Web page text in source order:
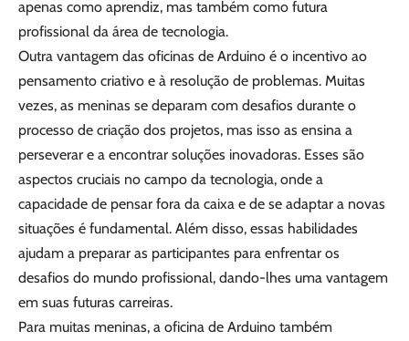
apenas como aprendiz, mas também como futura
profissional da área de tecnologia.
Outra vantagem das oficinas de Arduino é o incentivo ao
pensamento criativo e à resolução de problemas. Muitas
vezes, as meninas se deparam com desafios durante o
processo de criação dos projetos, mas isso as ensina a
perseverar e a encontrar soluções inovadoras. Esses são
aspectos cruciais no campo da tecnologia, onde a
capacidade de pensar fora da caixa e de se adaptar a novas
situações é fundamental. Além disso, essas habilidades
ajudam a preparar as participantes para enfrentar os
desafios do mundo profissional, dando-lhes uma vantagem
em suas futuras carreiras.
Para muitas meninas, a oficina de Arduino também